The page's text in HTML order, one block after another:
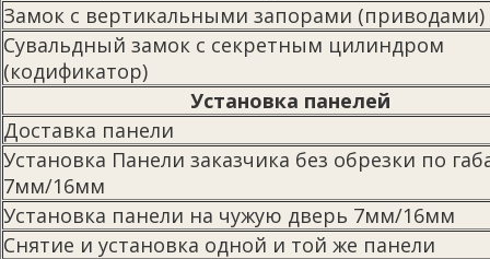
Замок с вертикальными запорами (приводами)
Сувальдный замок с секретным цилиндром
(кодификатор)
Установка панелей
Доставка панели
Установка Панели заказчика без обрезки по
7мм/16мм
Установка панели на чужую дверь 7мм/16мм
Снятие и установка одной и той же панели